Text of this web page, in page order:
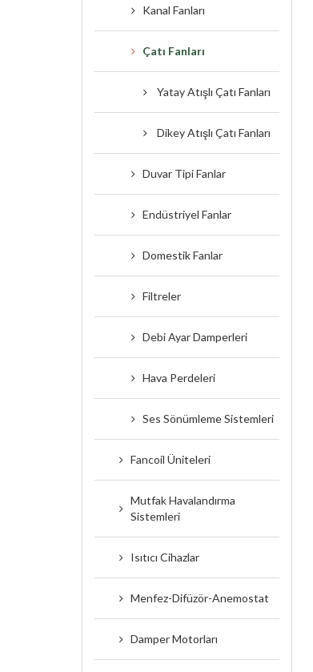
Kanal Fanları
Çatı Fanları
Yatay Atışlı Çatı Fanları
Dikey Atışlı Çatı Fanları
Duvar Tipi Fanlar
Endüstriyel Fanlar
Domestik Fanlar
Filtreler
Debi Ayar Damperleri
Hava Perdeleri
Ses Sönümleme Sistemleri
Fancoil Üniteleri
Mutfak Havalandırma
Sistemleri
Isıtıcı Cihazlar
Menfez-Difüzör-Anemostat
Damper Motorları